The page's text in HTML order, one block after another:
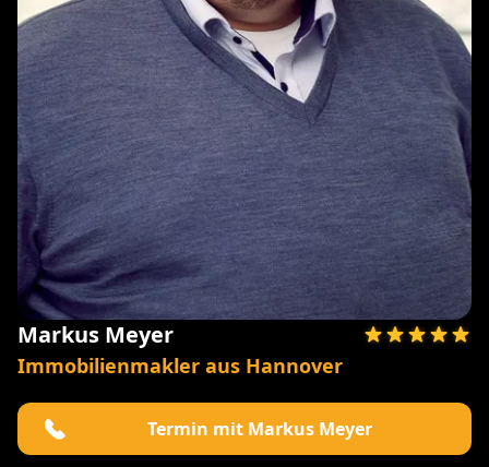
Markus Meyer
Immobilienmakler aus Hannover
Termin mit Markus Meyer